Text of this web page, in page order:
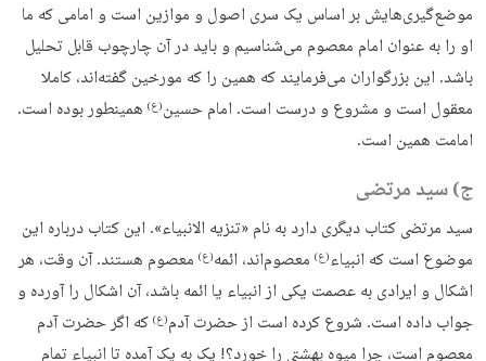
موضع‌گیری‌هایش بر اساس یک سری اصول و موازین است و امامی که ما
او را به عنوان امام معصوم می‌شناسیم و باید در آن چارچوب قابل تحلیل
باشد. این بزرگواران می‌فرمایند که همین را که مورخین گفته‌اند، کاملا
معقول است و مشروع و درست است. امام حسین(ع) همینطور بوده است.
امامت همین است.
ج) سید مرتضی
سید مرتضی کتاب دیگری دارد به نام «تنزیه الانبیاء». این کتاب درباره این
موضوع است که انبیاء(ع) معصوم‌اند، ائمه(ع) معصوم هستند. آن وقت، هر
اشکال و ایرادی به عصمت یکی از انبیاء یا ائمه باشد، آن اشکال را آورده و
جواب داده است. شروع کرده است از حضرت آدم(ع) که اگر حضرت آدم
معصوم است، چرا میوه بهشتی را خورد؟! یک به یک آمده تا انبیاء تمام